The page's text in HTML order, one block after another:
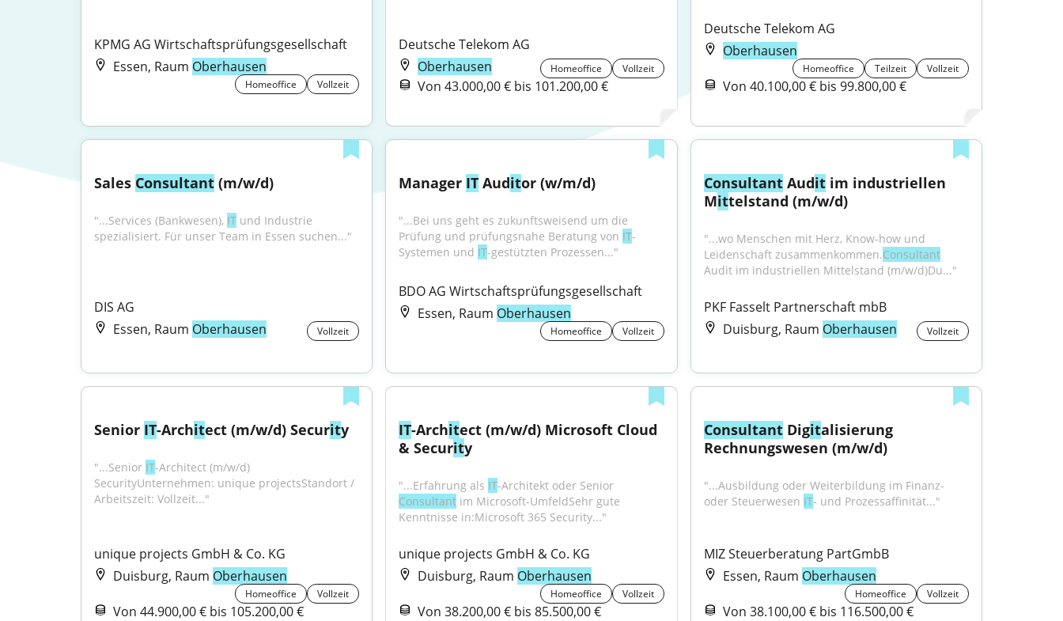
KPMG AG Wirtschaftsprüfungsgesellschaft
Essen, Raum Oberhausen
Homeoffice Vollzeit
Deutsche Telekom AG
Oberhausen
Homeoffice Vollzeit
Von 43.000,00 € bis 101.200,00 €
Deutsche Telekom AG
Oberhausen
Homeoffice Teilzeit Vollzeit
Von 40.100,00 € bis 99.800,00 €
Sales Consultant (m/w/d)
"...Services (Bankwesen), IT und Industrie
spezialisiert. Für unser Team in Essen suchen..."
DIS AG
Essen, Raum Oberhausen Vollzeit
Manager IT Auditor (w/m/d)
"...Bei uns geht es zukunftsweisend um die
Prüfung und prüfungsnahe Beratung von IT-
Systemen und IT-gestützten Prozessen..."
BDO AG Wirtschaftsprüfungsgesellschaft
Essen, Raum Oberhausen
Homeoffice Vollzeit
Consultant Audit im industriellen
Mittelstand (m/w/d)
"...wo Menschen mit Herz, Know-how und
Leidenschaft zusammenkommen.Consultant
Audit im industriellen Mittelstand (m/w/d)Du..."
PKF Fasselt Partnerschaft mbB
Duisburg, Raum Oberhausen Vollzeit
Senior IT-Architect (m/w/d) Security
"...Senior IT-Architect (m/w/d)
SecurityUnternehmen: unique projectsStandort /
Arbeitszeit: Vollzeit..."
unique projects GmbH & Co. KG
Duisburg, Raum Oberhausen
Homeoffice Vollzeit
Von 44.900,00 € bis 105.200,00 €
IT-Architect (m/w/d) Microsoft Cloud
& Security
"...Erfahrung als IT
Consultant im Microsoft-UmfeldSehr gute
Kenntnisse in:Microsoft 365 Security..."
unique projects GmbH & Co. KG
Duisburg, Raum Oberhausen
Homeoffice Vollzeit
Von 38.200,00 € bis 85.500,00 €
Consultant Digitalisierung
Rechnungswesen (m/w/d)
"...Ausbildung oder Weiterbildung im Finanz-
oder Steuerwesen IT- und Prozessaffinität..."
MIZ Steuerberatung PartGmbB
Essen, Raum Oberhausen
Homeoffice Vollzeit
Von 38.100,00 € bis 116.500,00 €